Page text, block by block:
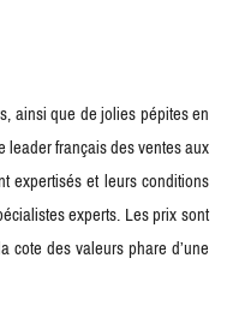
ainsi que de jolies pépites en
français des ventes aux
expertisés et leurs conditions
experts. Les prix sont
cote des valeurs phare d’une